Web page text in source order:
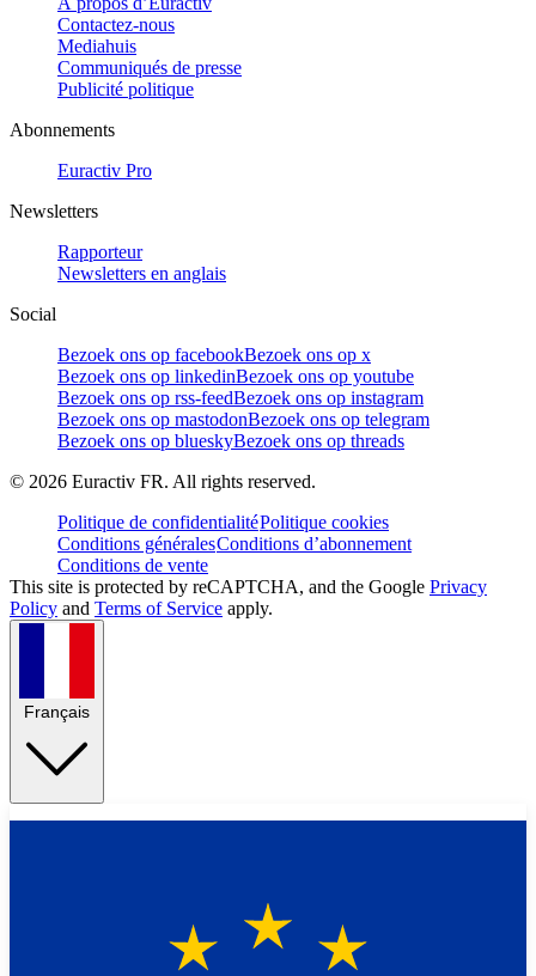
Contactez-nous
Mediahuis
Communiqués de presse
Publicité politique
Abonnements
Euractiv Pro
Newsletters
Rapporteur
Newsletters en anglais
Social
Bezoek ons op facebookBezoek ons op x
Bezoek ons op linkedinBezoek ons op youtube
Bezoek ons op rss-feedBezoek ons op instagram
Bezoek ons op mastodonBezoek ons op telegram
Bezoek ons op blueskyBezoek ons op threads
© 2026 Euractiv FR. All rights reserved.
Politique de confidentialitéPolitique cookies
Conditions généralesConditions d’abonnement
Conditions de vente
This site is protected by reCAPTCHA, and the Google Privacy
Policy and Terms of Service apply.
Français